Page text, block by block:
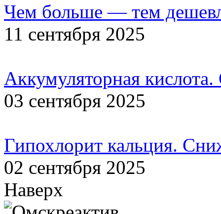
Чем больше — тем
11 сентября 2025
Аккумуляторная
03 сентября 2025
Гипохлорит кальция.
02 сентября 2025
Наверх